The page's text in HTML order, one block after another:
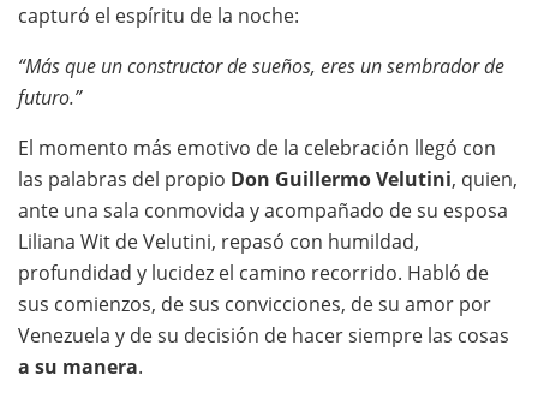
capturó el espíritu de la noche:
“Más que un constructor de sueños, eres un sembrador de
futuro.”
El momento más emotivo de la celebración llegó con
las palabras del propio Don Guillermo Velutini, quien,
ante una sala conmovida y acompañado de su esposa
Liliana Wit de Velutini, repasó con humildad,
profundidad y lucidez el camino recorrido. Habló de
sus comienzos, de sus convicciones, de su amor por
Venezuela y de su decisión de hacer siempre las cosas
a su manera.